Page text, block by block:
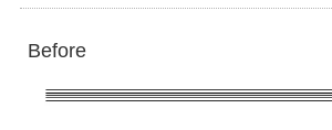
Before